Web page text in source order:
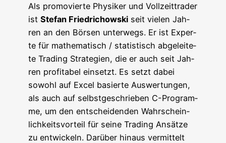
Als pro­mo­vier­te Phy­si­ker und Voll­zeit­t­rader
ist Ste­fan Fried­richow­ski seit vie­len Jah­
ren an den Bör­sen unter­wegs. Er ist Exper­
te für mathe­ma­tisch / sta­tis­tisch abge­lei­te­
te Tra­ding Stra­te­gien, die er auch seit Jah­
ren pro­fi­ta­bel ein­setzt. Es setzt dabei
sowohl auf Excel basier­te Aus­wer­tun­gen,
als auch auf selbst­ge­schrie­ben C-Pro­gram­
me, um den ent­schei­den­den Wahr­schein­
lich­keits­vor­teil für sei­ne Tra­ding Ansät­ze
zu ent­wi­ckeln. Dar­über hin­aus ver­mit­telt